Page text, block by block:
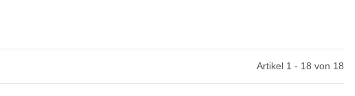
Artikel 1 - 18 von 18